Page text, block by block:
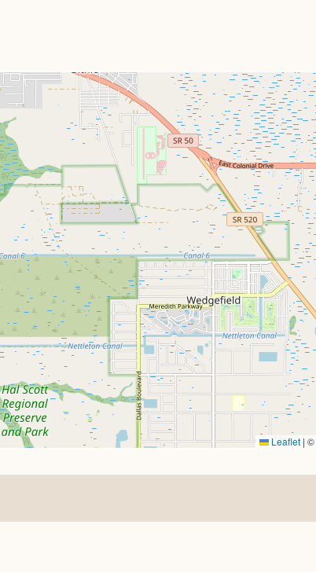
Leaflet| ©